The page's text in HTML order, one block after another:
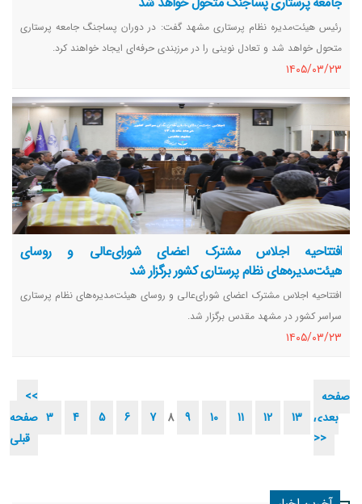
رئیس هیئت‌مدیره نظام پرستاری مشهد گفت: در دوران پساجنگ جامعه پرستاری
متحول خواهد شد و تعادل نوینی را در مرزبندی حرفه‌ای ایجاد خواهند کرد.
١٤٠٥/٠٣/٢٣
افتتاحیه اجلاس مشترک اعضای شورای‌عالی و روسای
هیئت‌مدیره‌های نظام پرستاری کشور برگزار شد
افتتاحیه اجلاس مشترک اعضای شورای‌عالی و روسای هیئت‌مدیره‌های نظام پرستاری
سراسر کشور در مشهد مقدس برگزار شد.
١٤٠٥/٠٣/٢٣
<<
صفحه
قبلی
3 4 5 6 7 8 9 10 11 12 13
صفحه
بعدی
>>